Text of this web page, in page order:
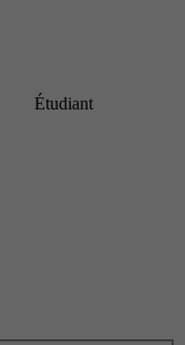
Étudiant